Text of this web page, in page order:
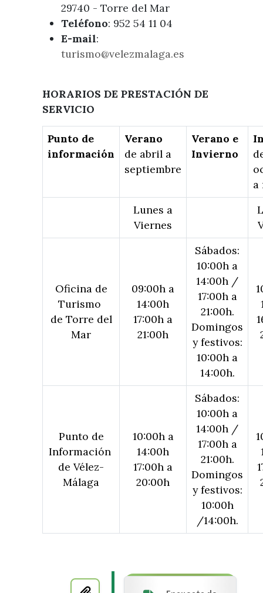
29740 - Torre del Mar
Teléfono: 952 54 11 04
E-mail:
turismo@velezmalaga.es
HORARIOS DE PRESTACIÓN DE
SERVICIO
Punto de
información
Verano
de abril a
septiembre
Verano e
Invierno
a
Lunes a
Viernes
Oficina de
Turismo
de Torre del
Mar
09:00h a
14:00h
17:00h a
21:00h
Sábados:
10:00h a
14:00h /
17:00h a
21:00h.
Domingos
y festivos:
10:00h a
14:00h.
Punto de
Información
de Vélez-
Málaga
10:00h a
14:00h
17:00h a
20:00h
Sábados:
10:00h a
14:00h /
17:00h a
21:00h.
Domingos
y festivos:
10:00h
/14:00h.